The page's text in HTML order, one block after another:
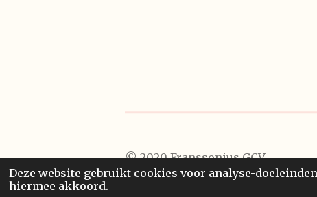
Deze website gebruikt cookies voor analyse-
hiermee akkoord.
© 2020 Franssonius GCV